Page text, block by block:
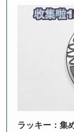
ラッキー：集